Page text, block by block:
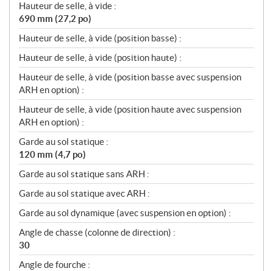
Hauteur de selle, à vide :
690 mm (27,2 po)
Hauteur de selle, à vide (position basse) :
Hauteur de selle, à vide (position haute) :
Hauteur de selle, à vide (position basse avec suspension
ARH en option) :
Hauteur de selle, à vide (position haute avec suspension
ARH en option) :
Garde au sol statique :
120 mm (4,7 po)
Garde au sol statique sans ARH :
Garde au sol statique avec ARH :
Garde au sol dynamique (avec suspension en option) :
Angle de chasse (colonne de direction) :
30
Angle de fourche :